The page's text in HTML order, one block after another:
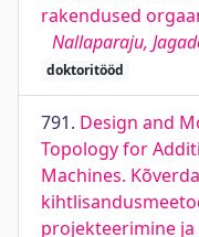
rakendused
Nallaparaju,
doktoritööd
791. Design and
Topology for
Machines.
projekteerimine